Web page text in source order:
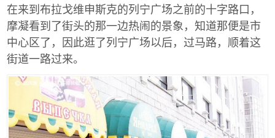
在来到布拉戈维申斯克的列宁广场之前的十字路口，
摩凝看到了街头的那一边热闹的景象，知道那便是市
中心区了，因此逛了列宁广场以后，过马路，顺着这
街道一路过来。